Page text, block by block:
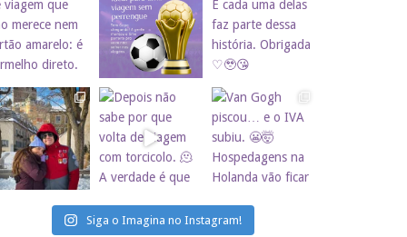
Siga o Imagina no Instagram!